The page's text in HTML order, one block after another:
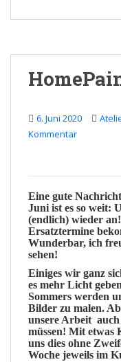
6. Juni 2020
Kommentar
Eine gute Nachricht
Juni ist es so weit:
(endlich) wieder
Ersatztermine
Wunderbar, ich
sehen!
Einiges wir ganz
es mehr Licht
Sommers werden
Bilder zu malen.
unsere Arbeit auch
müssen! Mit etwas
uns dies ohne
Woche jeweils im